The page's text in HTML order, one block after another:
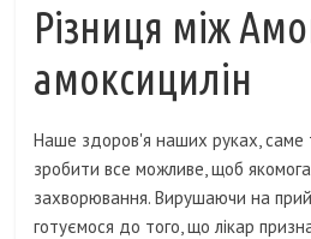
Різниця між
амоксицилін
Наше здоров'я наших руках, саме
зробити все можливе, щоб
захворювання. Вирушаючи на
готуємося до того, що лікар